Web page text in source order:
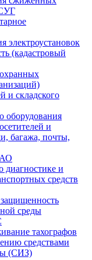
электроустановок
(кадастровый
и складского
оборудования
и
багажа, почты,
диагностике и
средств
среды
тахографов
средствами
(СИЗ)